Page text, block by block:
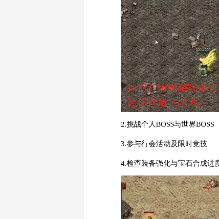
2.挑战个人BOSS与世界BOSS
3.参与行会活动及限时竞技
4.检查装备强化与宝石合成进